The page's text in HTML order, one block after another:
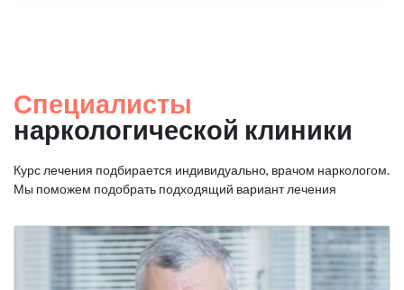
Специалисты
наркологической клиники
Курс лечения подбирается индивидуально, врачом наркологом.
Мы поможем подобрать подходящий вариант лечения